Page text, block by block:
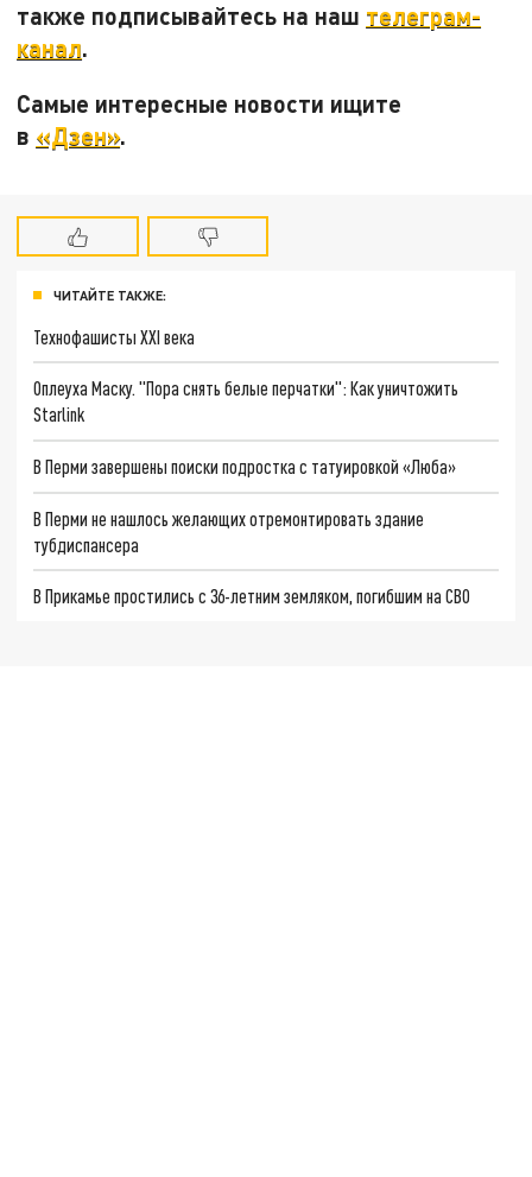
также подписывайтесь на наш телеграм-
канал.
Самые интересные новости ищите
в «Дзен».
ЧИТАЙТЕ ТАКЖЕ:
Технофашисты XXI века
Оплеуха Маску. "Пора снять белые перчатки": Как уничтожить
Starlink
В Перми завершены поиски подростка с татуировкой «Люба»
В Перми не нашлось желающих отремонтировать здание
тубдиспансера
В Прикамье простились с 36-летним земляком, погибшим на СВО